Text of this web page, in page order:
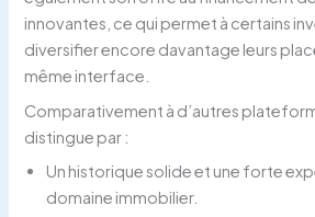
innovantes, ce qui permet à certains
diversifier encore davantage leurs
même interface.
Comparativement à d’autres
distingue par :
Un historique solide et une forte
domaine immobilier.